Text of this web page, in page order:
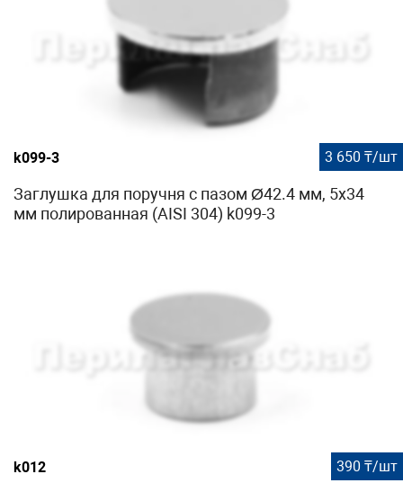
k099-3 3 650 ₸/шт
Заглушка для поручня с пазом Ø42.4 мм, 5х34
мм полированная (AISI 304) k099-3
k012 390 ₸/шт